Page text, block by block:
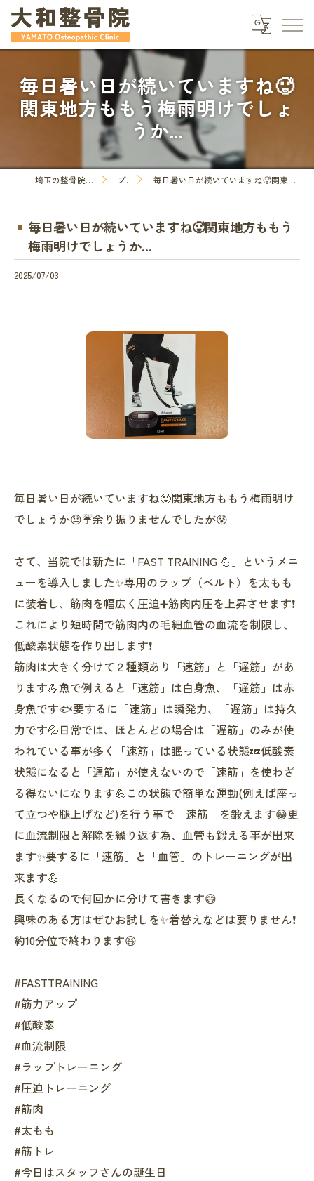
毎日暑い日が続いていますね🥵
関東地方ももう梅雨明けでしょ
うか...
埼玉の整骨院なら大和整骨院 ブログ 毎日暑い日が続いていますね🥵関東地方ももう梅雨明けでしょうか...
毎日暑い日が続いていますね🥵関東地方ももう
梅雨明けでしょうか...
2025/07/03
毎日暑い日が続いていますね🥵関東地方ももう梅雨明け
でしょうか😓☔️余り振りませんでしたが😰
さて、当院では新たに「FAST TRAINING 💪」というメニ
ューを導入しました✨専用のラップ（ベルト）を太もも
に装着し、筋肉を幅広く圧迫➕筋肉内圧を上昇させます❗️
これにより短時間で筋肉内の毛細血管の血流を制限し、
低酸素状態を作り出します❗️
筋肉は大きく分けて２種類あり「速筋」と「遅筋」があ
ります💪魚で例えると「速筋」は白身魚、「遅筋」は赤
身魚です🐟要するに「速筋」は瞬発力、「遅筋」は持久
力です💦日常では、ほとんどの場合は「遅筋」のみが使
われている事が多く「速筋」は眠っている状態💤低酸素
状態になると「遅筋」が使えないので「速筋」を使わざ
る得ないになります💪この状態で簡単な運動(例えば座っ
て立つや腿上げなど)を行う事で「速筋」を鍛えます😁更
に血流制限と解除を繰り返す為、血管も鍛える事が出来
ます✨要するに「速筋」と「血管」のトレーニングが出
来ます💪
長くなるので何回かに分けて書きます😅
興味のある方はぜひお試しを✨着替えなどは要りません❗️
約10分位で終わります😆
#FASTTRAINING
#筋力アップ
#低酸素
#血流制限
#ラップトレーニング
#圧迫トレーニング
#筋肉
#太もも
#筋トレ
#今日はスタッフさんの誕生日